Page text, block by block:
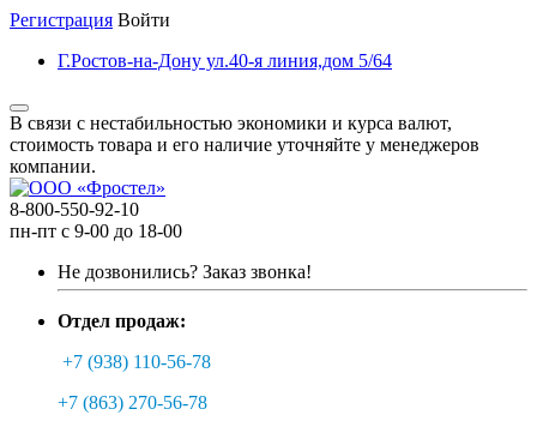
Регистрация Войти
Г.Ростов-на-Дону ул.40-я линия,дом 5/64
В связи с нестабильностью экономики и курса валют,
стоимость товара и его наличие уточняйте у менеджеров
компании.
8-800-550-92-10
пн-пт с 9-00 до 18-00
Не дозвонились? Заказ звонка!
Отдел продаж:
+7 (938) 110-56-78
+7 (863) 270-56-78